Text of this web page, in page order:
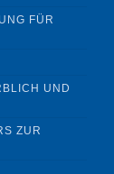
FÜR
UND
ZUR